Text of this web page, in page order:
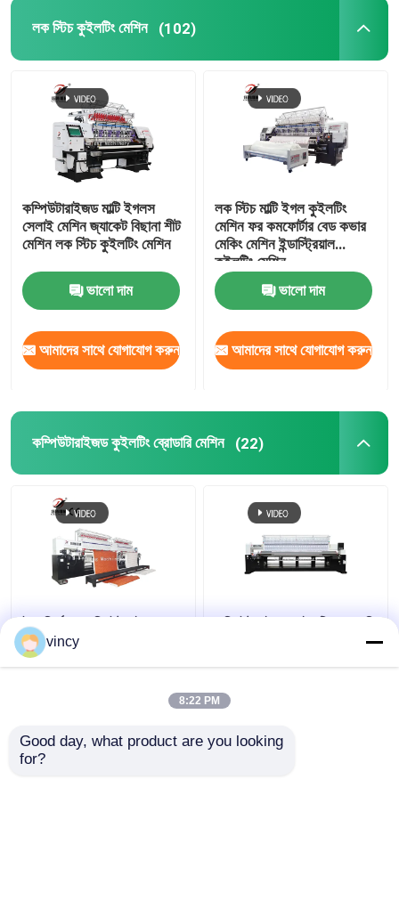
লক স্টিচ কুইলটিং মেশিন (102)
কম্পিউটারাইজড মাল্টি ইগলস
সেলাই মেশিন জ্যাকেট বিছানা শীট
মেশিন লক স্টিচ কুইলটিং মেশিন
ভালো দাম
আমাদের সাথে যোগাযোগ করুন
লক স্টিচ মাল্টি ইগল কুইলটিং
মেশিন ফর কমফোর্টার বেড কভার
মেকিং মেশিন ইন্ডাস্ট্রিয়াল
কুইলটিং মেশিন
ভালো দাম
আমাদের সাথে যোগাযোগ করুন
কম্পিউটারাইজড কুইলটিং ব্রোডারি মেশিন (22)
উচ্চ নির্ভুলতা কম্পিউটারাইজড
Quilting সূচিকর্ম মেশিন
স্বয়ংক্রিয় পোশাক বিছানা জন্য
আমাদের সাথে যোগাযোগ করুন
কম্পিউটারাইজড কুইলটিং ব্রোডারি
vincy
8:22 PM
Good day, what product are you looking
for?